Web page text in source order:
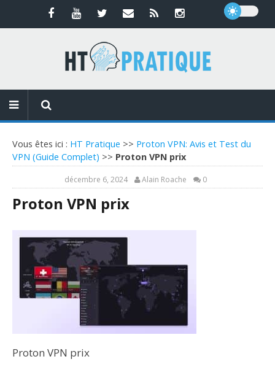
Vous êtes ici : HT Pratique >> Proton VPN: Avis et Test du
VPN (Guide Complet) >> Proton VPN prix
décembre 6, 2024 Alain Roache 0
Proton VPN prix
Proton VPN prix